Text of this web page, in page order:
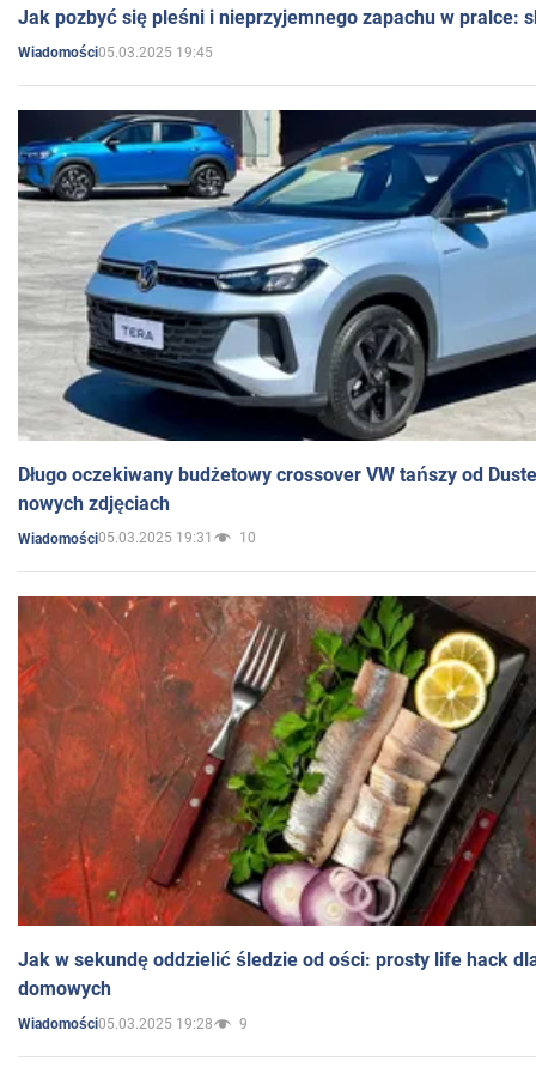
Jak pozbyć się pleśni i nieprzyjemnego zapachu w pralce:
Wiadomości05.03.2025 19:45
Długo oczekiwany budżetowy crossover VW tańszy od
nowych zdjęciach
Wiadomości05.03.2025 19:31 10
Jak w sekundę oddzielić śledzie od ości: prosty life hack
domowych
Wiadomości05.03.2025 19:28 9